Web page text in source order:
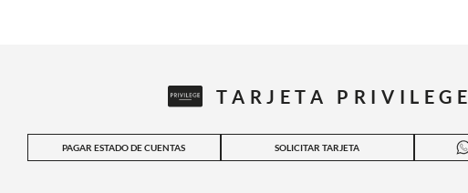
TARJETA PRIVILEGE
PAGAR ESTADO DE CUENTAS SOLICITAR TARJETA